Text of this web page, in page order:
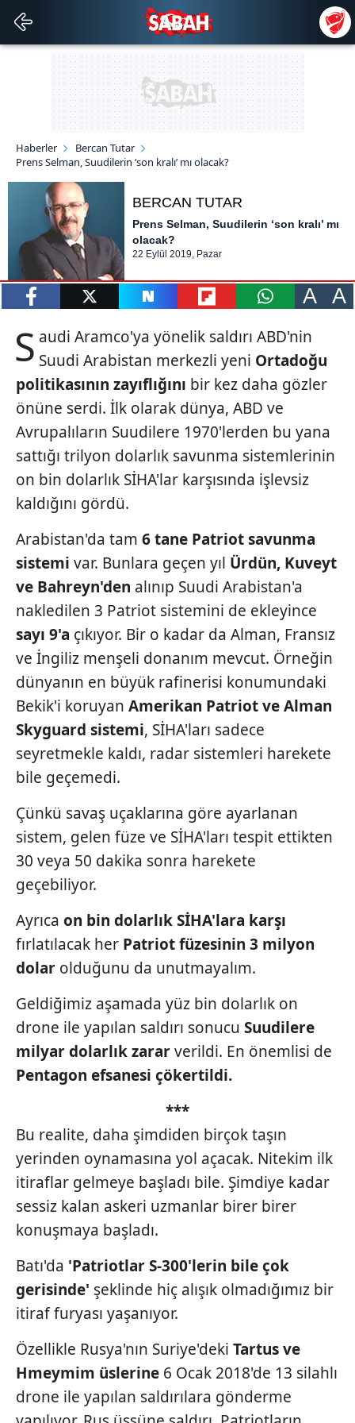
Haberler
Bercan Tutar
Prens Selman, Suudilerin ‘son kralı’ mı olacak?
BERCAN TUTAR
Prens Selman, Suudilerin ‘son kralı’ mı
olacak?
22 Eylül 2019, Pazar
A A
S audi Aramco'ya yönelik saldırı ABD'nin
Suudi Arabistan merkezli yeni Ortadoğu
politikasının zayıflığını bir kez daha gözler
önüne serdi. İlk olarak dünya, ABD ve
Avrupalıların Suudilere 1970'lerden bu yana
sattığı trilyon dolarlık savunma sistemlerinin
on bin dolarlık SİHA'lar karşısında işlevsiz
kaldığını gördü.
Arabistan'da tam 6 tane Patriotsavunma
sistemi var. Bunlara geçen yıl Ürdün, Kuveyt
ve Bahreyn'den alınıp Suudi Arabistan'a
nakledilen 3 Patriot sistemini de ekleyince
sayı 9'a çıkıyor. Bir o kadar da Alman, Fransız
ve İngiliz menşeli donanım mevcut. Örneğin
dünyanın en büyük rafinerisi konumundaki
Bekik'i koruyan Amerikan Patriot ve Alman
Skyguard sistemi, SİHA'ları sadece
seyretmekle kaldı, radar sistemleri harekete
bile geçemedi.
Çünkü savaş uçaklarına göre ayarlanan
sistem, gelen füze ve SİHA'ları tespit ettikten
30 veya 50 dakika sonra harekete
geçebiliyor.
Ayrıca on bin dolarlıkSİHA'lara karşı
fırlatılacak her Patriot füzesinin 3 milyon
dolar olduğunu da unutmayalım.
Geldiğimiz aşamada yüz bin dolarlık on
drone ile yapılan saldırı sonucu Suudilere
milyar dolarlıkzararverildi. En önemlisi de
Pentagon efsanesi çökertildi.
***
Bu realite, daha şimdiden birçok taşın
yerinden oynamasına yol açacak. Nitekim ilk
itiraflar gelmeye başladı bile. Şimdiye kadar
sessiz kalan askeri uzmanlar birer birer
konuşmaya başladı.
Batı'da 'PatriotlarS-300'lerin bile çok
gerisinde' şeklinde hiç alışık olmadığımız bir
itiraf furyası yaşanıyor.
Özellikle Rusya'nın Suriye'deki Tartus ve
Hmeymim üslerine 6 Ocak 2018'de 13 silahlı
drone ile yapılan saldırılara gönderme